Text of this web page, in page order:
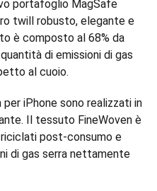
portafoglio MagSafe
twill robusto, elegante e
è composto al 68% da
di emissioni di gas
al cuoio.
per iPhone sono realizzati in
Il tessuto FineWoven è
post-consumo e
di gas serra nettamente